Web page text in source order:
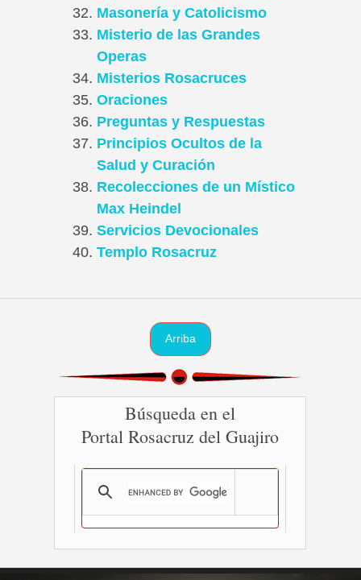
Masonería y Catolicismo
Misterio de las Grandes
Operas
Misterios Rosacruces
Oraciones
Preguntas y Respuestas
Principios Ocultos de la
Salud y Curación
Recolecciones de un Místico
Max Heindel
Servicios Devocionales
Templo Rosacruz
Arriba
Búsqueda en el
Portal Rosacruz del Guajiro